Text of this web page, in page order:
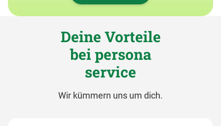
Deine Vorteile
bei persona
service
Wir kümmern uns um dich.